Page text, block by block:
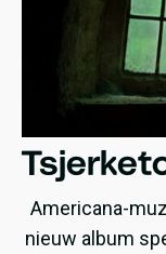
Americana-
nieuw album